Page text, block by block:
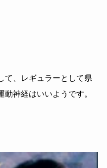
て、レギュラーとして県
動神経はいいようです。